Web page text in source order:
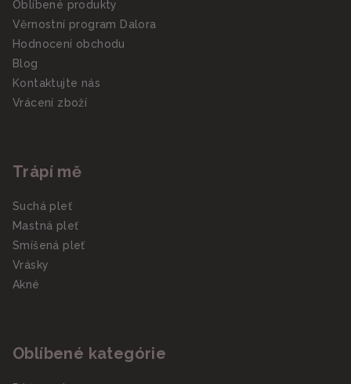
Oblíbené produkty
Věrnostní program Dalora
Hodnocení obchodu
Blog
Kontaktujte nás
Vrácení zboží
Trápí mě
Suchá pleť
Mastná pleť
Smíšená pleť
Vrásky
Akné
Oblíbené kategórie